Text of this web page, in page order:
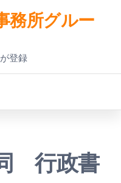
務所グルー
登録
行政書